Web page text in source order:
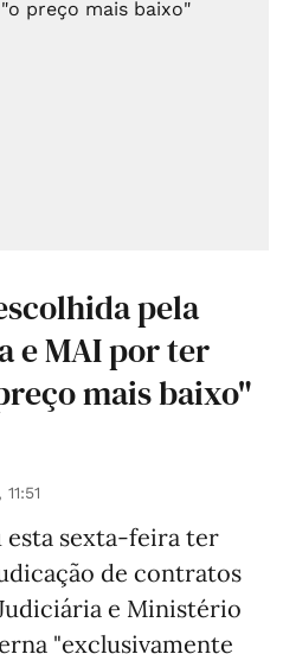
pela
e MAI por ter
mais baixo"
esta sexta-feira ter
de contratos
e Ministério
"exclusivamente